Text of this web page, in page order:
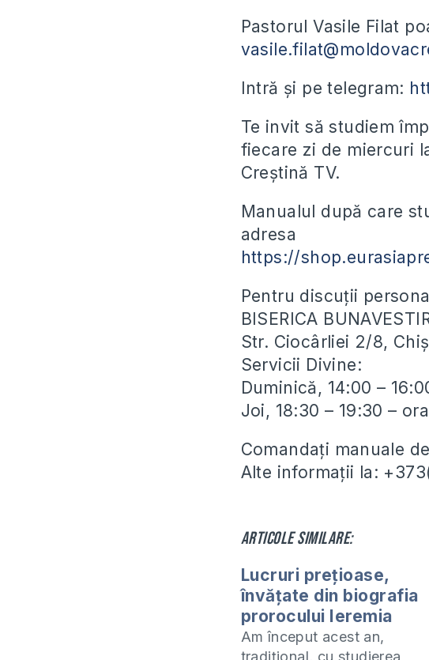
Pastorul Vasile Filat
Intră și pe telegram:
Te invit să studiem
fiecare zi de miercuri
Creștină TV.
Manualul după care
adresa
https://
Pentru discuții
BISERICA
Str. Ciocârliei 2/8,
Servicii Divine:
Duminică, 14:00 –
Joi, 18:30 – 19:30 –
Comandați manuale
Alte informații la:
Articole similare:
Lucruri prețioase,
învățate din biografia
prorocului Ieremia
Am început acest an,